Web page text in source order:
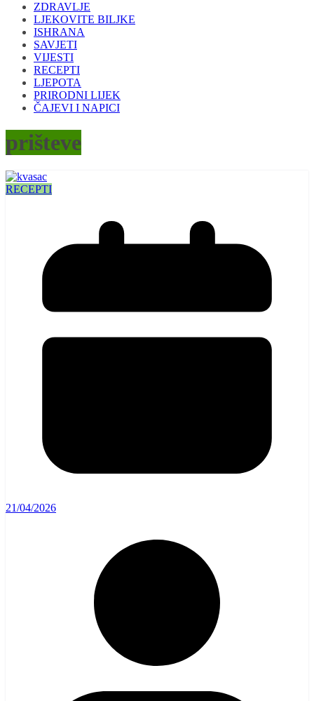
ZDRAVLJE
LJEKOVITE BILJKE
ISHRANA
SAVJETI
VIJESTI
RECEPTI
LJEPOTA
PRIRODNI LIJEK
ČAJEVI I NAPICI
prišteve
RECEPTI
21/04/2026